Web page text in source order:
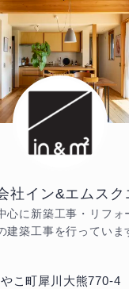
社イン&エムスク
心に新築工事・リフォ
建築工事を行っていま
こ町犀川大熊770-4